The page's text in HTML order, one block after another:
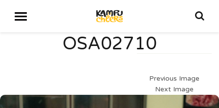
OSA02710
Previous Image
Next Image